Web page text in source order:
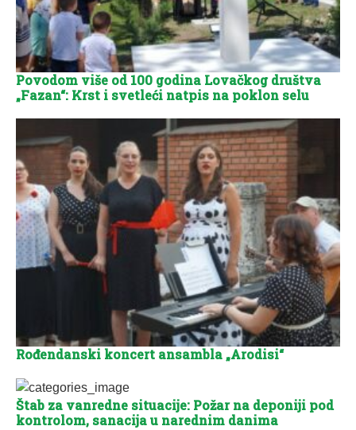
Povodom više od 100 godina Lovačkog društva
„Fazan“: Krst i svetleći natpis na poklon selu
Rođendanski koncert ansambla „Arodisi“
Štab za vanredne situacije: Požar na deponiji pod
kontrolom, sanacija u narednim danima